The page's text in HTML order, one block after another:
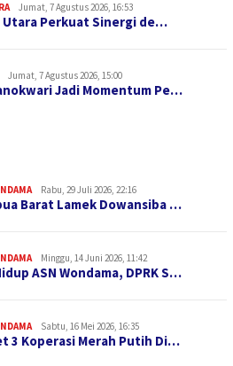
Jumat, 7 Agustus 2026, 16:53
Utara Perkuat Sinergi de…
Jumat, 7 Agustus 2026, 15:00
Jadi Momentum Pe…
Rabu, 29 Juli 2026, 22:16
Barat Lamek Dowansiba …
Minggu, 14 Juni 2026, 11:42
ASN Wondama, DPRK S…
Sabtu, 16 Mei 2026, 16:35
3 Koperasi Merah Putih Di…